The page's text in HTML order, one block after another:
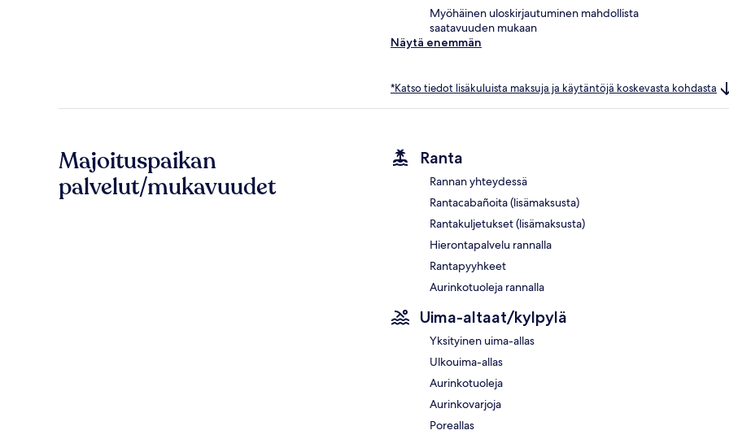
Myöhäinen uloskirjautuminen mahdollista
saatavuuden mukaan
Näytä enemmän
*Katso tiedot lisäkuluista maksuja ja käytäntöjä koskevasta kohdasta
Majoituspaikan
palvelut/mukavuudet
Ranta
Rannan yhteydessä
Rantacabañoita (lisämaksusta)
Rantakuljetukset (lisämaksusta)
Hierontapalvelu rannalla
Rantapyyhkeet
Aurinkotuoleja rannalla
Uima-altaat/kylpylä
Yksityinen uima-allas
Ulkouima-allas
Aurinkotuoleja
Aurinkovarjoja
Poreallas